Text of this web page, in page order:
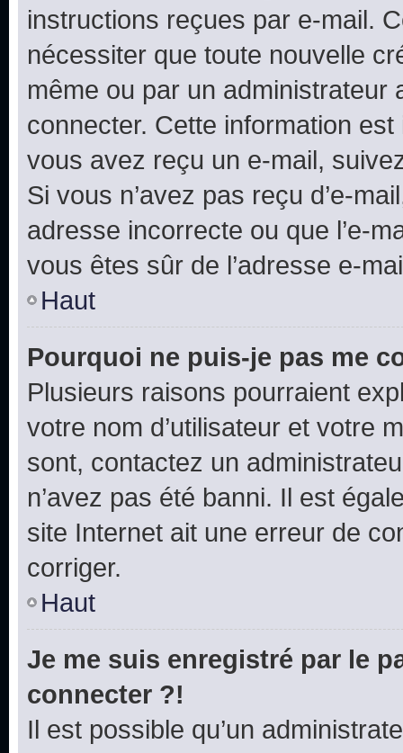
instructions reçues par e-mail.
nécessiter que toute nouvelle
même ou par un
connecter. Cette information
vous avez reçu un e-mail,
Si vous n’avez pas reçu d’e-
adresse incorrecte ou que l’e-
vous êtes sûr de l’adresse e-
Haut
Pourquoi ne puis-je pas me
Plusieurs raisons pourraient
votre nom d’utilisateur et votre
sont, contactez un
n’avez pas été banni. Il est
site Internet ait une erreur de
corriger.
Haut
Je me suis enregistré par le
connecter ?!
Il est possible qu’un